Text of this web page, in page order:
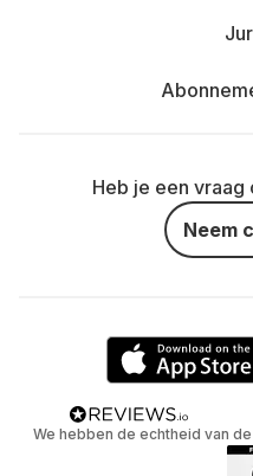
Heb je een vraag
Neem
We hebben de echtheid van